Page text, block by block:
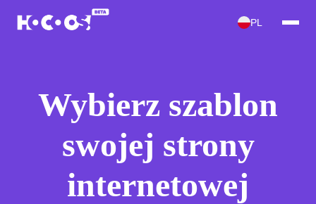
PL
Wybierz szablon
swojej strony
internetowej